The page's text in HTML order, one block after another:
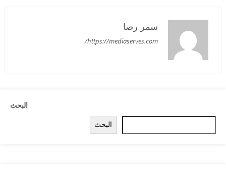
سمر رضا
https://mediaserves.com/
البحث
البحث